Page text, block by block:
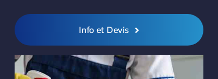
Info et Devis